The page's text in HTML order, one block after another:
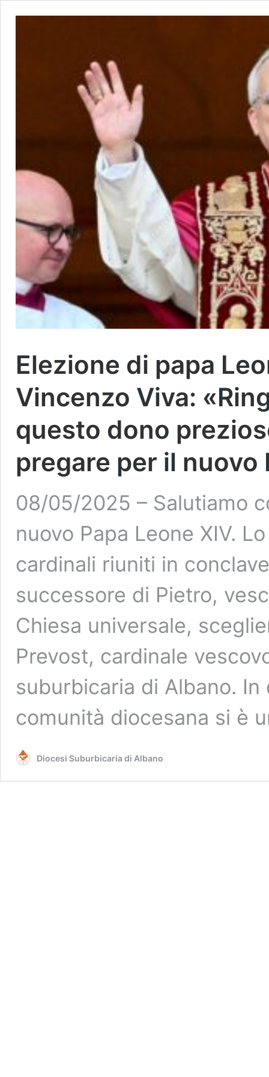
Elezione di papa
Vincenzo Viva:
questo dono
pregare per il nuovo
08/05/2025 – Salutiamo
nuovo Papa Leone XIV.
cardinali riuniti in
successore di Pietro,
Chiesa universale,
Prevost, cardinale
suburbicaria di Albano.
comunità diocesana si è
Diocesi Suburbicaria di Albano